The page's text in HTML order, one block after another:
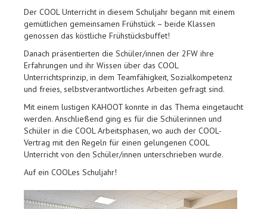
Der COOL Unterricht in diesem Schuljahr begann mit einem
gemütlichen gemeinsamen Frühstück – beide Klassen
genossen das köstliche Frühstücksbuffet!
Danach präsentierten die Schüler/innen der 2FW ihre
Erfahrungen und ihr Wissen über das COOL
Unterrichtsprinzip, in dem Teamfähigkeit, Sozialkompetenz
und freies, selbstverantwortliches Arbeiten gefragt sind.
Mit einem lustigen KAHOOT konnte in das Thema eingetaucht
werden. Anschließend ging es für die Schülerinnen und
Schüler in die COOL Arbeitsphasen, wo auch der COOL-
Vertrag mit den Regeln für einen gelungenen COOL
Unterricht von den Schüler/innen unterschrieben wurde.
Auf ein COOLes Schuljahr!